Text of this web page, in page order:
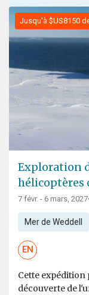
Jusqu'à $US8150
Exploration
hélicoptères
7 févr. - 6 mars, 2027
Mer de Weddell
EN
Cette expédition
découverte de